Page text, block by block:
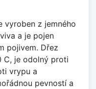
vyroben z jemného
a je pojen
pojivem. Dřez
C, je odolný proti
vrypu a
pevností a